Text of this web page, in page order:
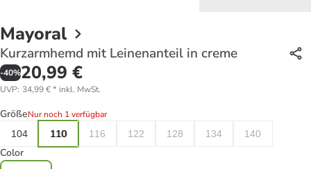
Mayoral
Kurzarmhemd mit Leinenanteil in creme
-40%20,99 €
UVP: 34,99 €* inkl. MwSt.
GrößeNur noch 1 verfügbar
104
110 116 122 128 134 140
Color